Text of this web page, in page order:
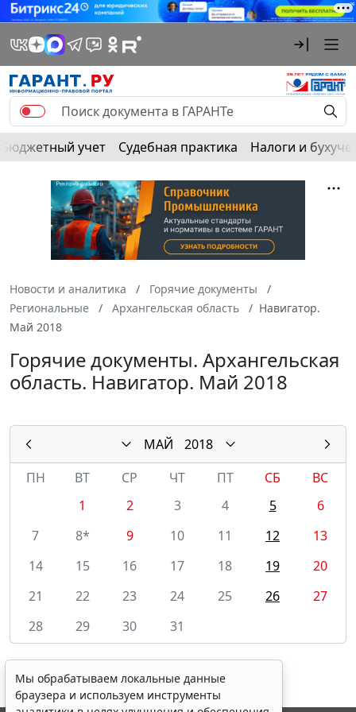
Бюджетный учет Судебная практика Налоги и
Новости и аналитика
Горячие документы
Региональные
Архангельская область
Навигатор.
Май 2018
Горячие документы. Архангельская
область. Навигатор. Май 2018
МАЙ
2018
ПН
ВТ СР ЧТ ПТ СБ
ВС
1
2 3 4 5
6
7
8* 9 10 11 12
13
14
15 16 17 18 19
20
21
22 23 24 25 26
27
28
29 30 31
Мы обрабатываем локальные данные
браузера и используем инструменты